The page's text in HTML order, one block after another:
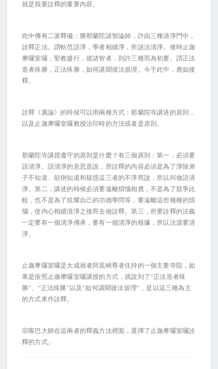
就是我要詮釋的重要內容。
此中傳有二派釋儀：勝那蘭陀諸智論師，許由三種清淨門中，
詮釋正法。謂軌范語淨，學者相續淨，所說法清淨。後時止迦
摩囉室囉，聖教盛行，彼諸智者，則許三種而為初要。謂正法
造者殊勝，正法殊勝，如何講聞彼法規理。今于此中，應如後
釋。
詮釋《廣論》的時候可以用兩種方式：那蘭陀寺講述的原則，
以及止迦摩囉室囉教授法印時的方法或者是原則。
那蘭陀寺講授遵守的原則是什麼？有三個原則：第一，必須要
語清淨。語清淨的意思是說，所詮釋的內容必須是為了淨除弟
子不知道、顛倒知道和疑惑這三者的不淨而說，所以叫做語清
淨。第二，講述的時候必須要遠離煩惱相應，不是為了競爭比
較，也不是為了炫耀自己的功德學問等，要遠離這些種種的煩
惱，使內心相續清淨之後而去做詮釋。第三，所要詮釋的法義
一定要有一個清淨傳承，要有一個清淨的根據，所以法源要清
淨。
止迦摩囉室囉是大成就者阿底峽尊者住持的一個主要寺院，如
果是按照止迦摩囉室囉講授的方式，就說到了“正法造者殊
勝”、“正法殊勝”以及“如何講聞彼法規理”，是以這三種為主
的方式來作詮釋。
宗喀巴大師在這兩者的釋義方法裡面，選擇了止迦摩囉室囉詮
釋的方式。